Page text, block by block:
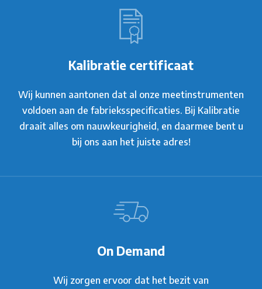
Kalibratie certificaat
Wij kunnen aantonen dat al onze meetinstrumenten
voldoen aan de fabrieksspecificaties. Bij Kalibratie
draait alles om nauwkeurigheid, en daarmee bent u
bij ons aan het juiste adres!
On Demand
Wij zorgen ervoor dat het bezit van